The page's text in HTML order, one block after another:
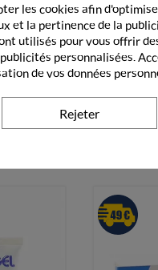
dans le cadre d’une
ses constituants.
les cookies afin
et la pertinence de la
utilisés pour vous offrir
personnalisées.
de vos données
Rejeter